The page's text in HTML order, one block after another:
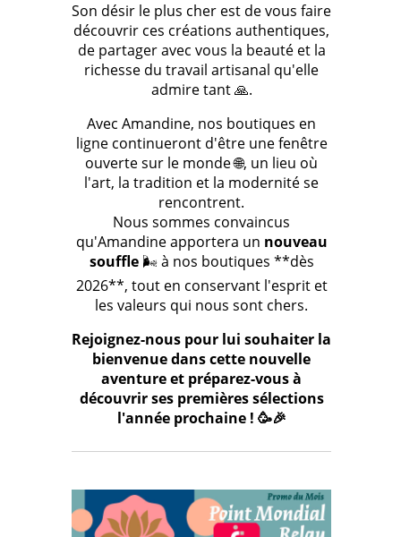
Son désir le plus cher est de vous faire
découvrir ces créations authentiques,
de partager avec vous la beauté et la
richesse du travail artisanal qu'elle
admire tant 🙏.
Avec Amandine, nos boutiques en
ligne continueront d'être une fenêtre
ouverte sur le monde 🌐, un lieu où
l'art, la tradition et la modernité se
rencontrent.
Nous sommes convaincus
qu'Amandine apportera un nouveau
souffle🌬️ à nos boutiques **dès
2026**, tout en conservant l'esprit et
les valeurs qui nous sont chers.
Rejoignez-nous pour lui souhaiter la
bienvenue dans cette nouvelle
aventure et préparez-vous à
découvrir ses premières sélections
l'année prochaine ! 🥳🎉